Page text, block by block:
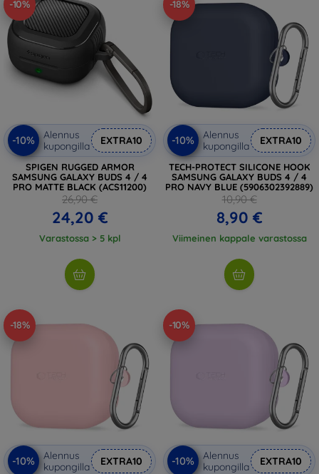
-10%
-10%
Alennus
kupongilla
EXTRA10
SPIGEN RUGGED ARMOR
SAMSUNG GALAXY BUDS 4 / 4
PRO MATTE BLACK (ACS11200)
26,90 €
24,20 €
Varastossa > 5 kpl
-18%
-10%
Alennus
kupongilla
EXTRA10
TECH-PROTECT SILICONE HOOK
SAMSUNG GALAXY BUDS 4 / 4
PRO NAVY BLUE (5906302392889)
10,90 €
8,90 €
Viimeinen kappale varastossa
-18%
-10%
Alennus
kupongilla
EXTRA10
-10%
-10%
Alennus
kupongilla
EXTRA10